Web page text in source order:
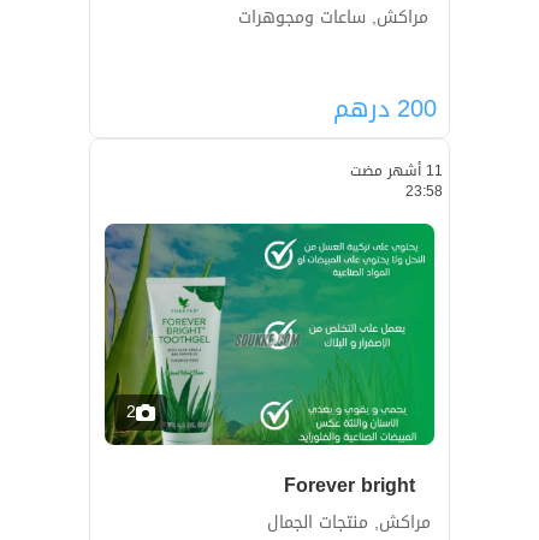
مراكش, ساعات ومجوهرات
200درهم
11 أشهر مضت
23:58
2
Forever bright
مراكش, منتجات الجمال